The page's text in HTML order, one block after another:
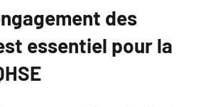
des
essentiel pour la